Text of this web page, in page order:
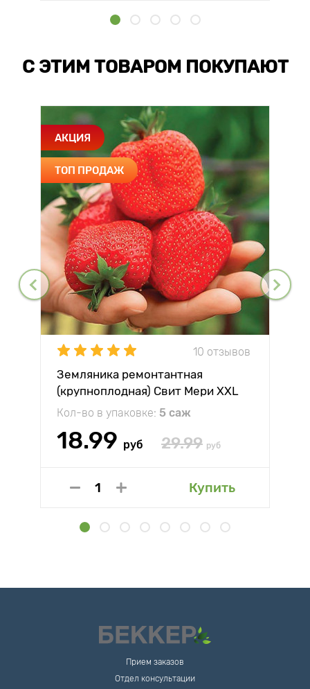
С ЭТИМ ТОВАРОМ ПОКУПАЮТ
АКЦИЯ
ТОП ПРОДАЖ
10 отзывов
Земляника ремонтантная
(крупноплодная) Свит Мери XXL
Кол-во в упаковке: 5 саж
18.99 руб 29.99 руб
Купить
Прием заказов
Отдел консультации